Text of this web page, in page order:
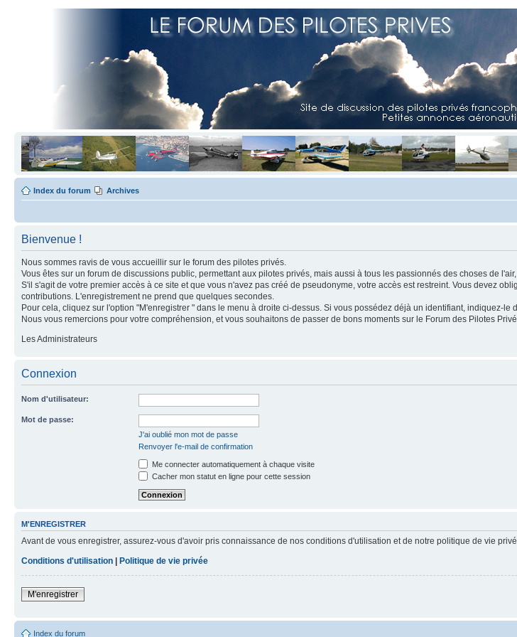
Index du forum Archives
Bienvenue !
Nous sommes ravis de vous accueillir sur le forum des pilotes privés.
Vous êtes sur un forum de discussions public, permettant aux pilotes privés, mais aussi à tous les passionnés des choses de
S'il s'agit de votre premier accès à ce site et que vous n'avez pas créé de pseudonyme, votre accès est restreint. Vous devez
contributions. L'enregistrement ne prend que quelques secondes.
Pour cela, cliquez sur l'option "M'enregistrer " dans le menu à droite ci-dessus. Si vous possédez déjà un identifiant, indiquez-le
Nous vous remercions pour votre compréhension, et vous souhaitons de passer de bons moments sur le Forum des Pilotes
Les Administrateurs
Connexion
Nom d'utilisateur:
Mot de passe:
J'ai oublié mon mot de passe
Renvoyer l'e-mail de confirmation
Me connecter automatiquement à chaque visite
Cacher mon statut en ligne pour cette session
M'ENREGISTRER
Avant de vous enregistrer, assurez-vous d'avoir pris connaissance de nos conditions d'utilisation et de notre politique de vie
Conditions d'utilisation | Politique de vie privée
M'enregistrer
Index du forum